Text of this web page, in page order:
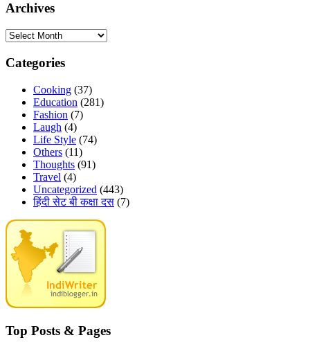
Archives
Archives
Categories
Cooking (37)
Education (281)
Fashion (7)
Laugh (4)
Life Style (74)
Others (11)
Thoughts (91)
Travel (4)
Uncategorized (443)
हिंदी सेट बी कक्षा दस (7)
Top Posts & Pages